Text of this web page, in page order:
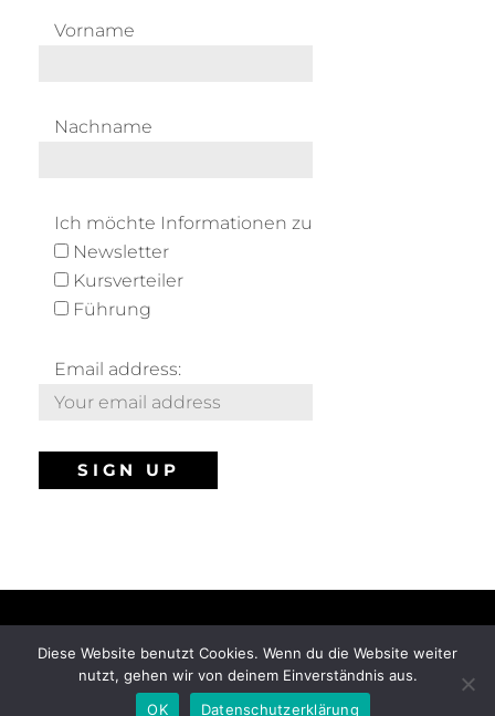
Vorname
Nachname
Ich möchte Informationen zu
Newsletter
Kursverteiler
Führung
Email address:
COPYRIGHT © 2026STEFAN NÜTZEL. ALL RIGHTS
RESERVED. | FOTOGRAFIE BYCATCH THEMES
Diese Website benutzt Cookies. Wenn du die Website weiter
nutzt, gehen wir von deinem Einverständnis aus.
OK
Datenschutzerklärung